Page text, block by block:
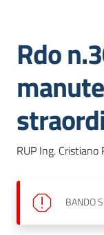
Servizi
Novità
Documenti
dati
Salta al contenuto
Rdo
RUP Ing. Cristiano
BANDO